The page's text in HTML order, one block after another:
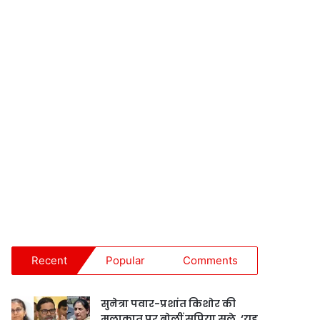
Recent Popular Comments
सुनेत्रा पवार-प्रशांत किशोर की